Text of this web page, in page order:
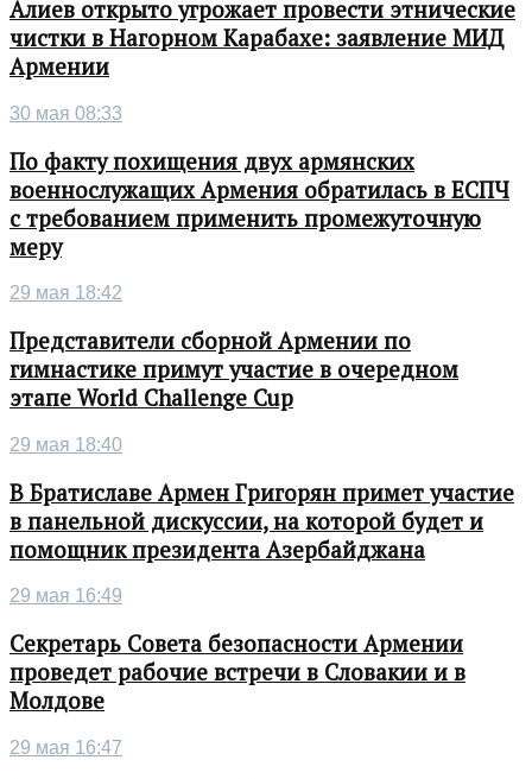
Алиев открыто угрожает провести этнические
чистки в Нагорном Карабахе: заявление МИД
Армении
30 мая 08:33
По факту похищения двух армянских
военнослужащих Армения обратилась в ЕСПЧ
с требованием применить промежуточную
меру
29 мая 18:42
Представители сборной Армении по
гимнастике примут участие в очередном
этапе World Challenge Cup
29 мая 18:40
В Братиславе Армен Григорян примет участие
в панельной дискуссии, на которой будет и
помощник президента Азербайджана
29 мая 16:49
Секретарь Совета безопасности Армении
проведет рабочие встречи в Словакии и в
Молдове
29 мая 16:47